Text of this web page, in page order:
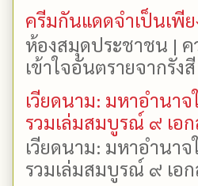
ครีมกันแดดจำเป็นเพีย
ห้องสมุดประชาชน |
เข้าใจอันตรายจากรัง
เวียดนาม: มหาอำนา
รวมเล่มสมบูรณ์ ๙ เอก
เวียดนาม: มหาอำนา
รวมเล่มสมบูรณ์ ๙ เอก